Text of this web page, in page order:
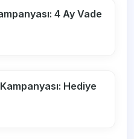
4 Ay Vade
Hediye